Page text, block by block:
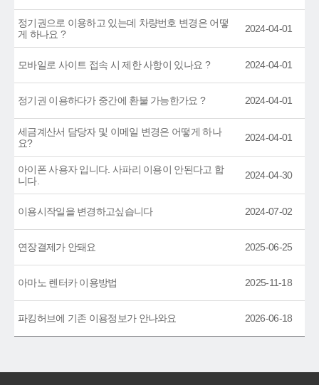
정기권으로 이용하고 있는데 차량번호 변경은 어떻
게 하나요 ?
2024-04-01
모바일로 사이트 접속 시 제한 사항이 있나요 ? 2024-04-01
정기권 이용하다가 중간에 환불 가능한가요 ? 2024-04-01
세금계산서 담당자 및 이메일 변경은 어떻게 하나
요?
2024-04-01
아이폰 사용자 입니다. 사파리 이용이 안된다고 합
니다.
2024-04-30
이용시작일을 변경하고싶습니다 2024-07-02
연장결제가 안돼요 2025-06-25
아마노 렌터카 이용방법 2025-11-18
파킹허브에 기존 이용정보가 안나와요 2026-06-18